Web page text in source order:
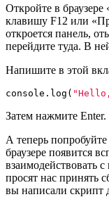
Откройте в
клавишу F12 или
откроется панель,
перейдите туда. В
Напишите в этой
console . log ( "
Затем нажмите Enter.
А теперь
браузере появится
взаимодействовать
просят нас принять
вы написали скрипт